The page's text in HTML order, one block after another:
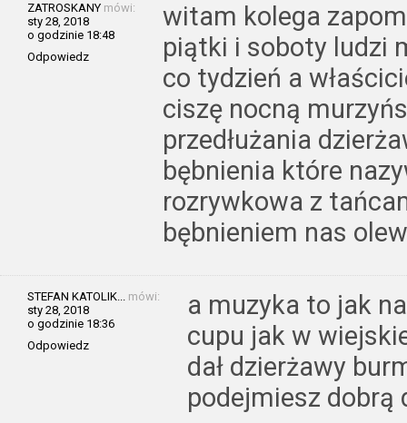
ZATROSKANY mówi:
sty 28, 2018
o godzinie 18:48
Odpowiedz
witam kolega
piątki i soboty ludzi
co tydzień a
ciszę nocną
przedłużania
bębnienia które
rozrywkowa z
bębnieniem nas
STEFAN KATOLIK... mówi:
sty 28, 2018
o godzinie 18:36
Odpowiedz
a muzyka to jak
cupu jak w
dał dzierżawy
podejmiesz dobrą